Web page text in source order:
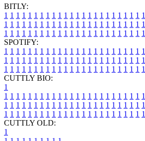
BITLY:
1 1 1 1 1 1 1 1 1 1 1 1 1 1 1 1 1 1 1 1 1 1 1 1
1 1 1 1 1 1 1 1 1 1 1 1 1 1 1 1 1 1 1 1 1 1 1 1
1 1 1 1 1 1 1 1 1 1 1 1 1 1 1 1 1 1 1 1 1 1 1 1
SPOTIFY:
1 1 1 1 1 1 1 1 1 1 1 1 1 1 1 1 1 1 1 1 1 1 1 1
1 1 1 1 1 1 1 1 1 1 1 1 1 1 1 1 1 1 1 1 1 1 1 1
1 1 1 1 1 1 1 1 1 1 1 1 1 1 1 1 1 1 1 1 1 1 1 1
CUTTLY BIO:
1
1 1 1 1 1 1 1 1 1 1 1 1 1 1 1 1 1 1 1 1 1 1 1 1
1 1 1 1 1 1 1 1 1 1 1 1 1 1 1 1 1 1 1 1 1 1 1 1
1 1 1 1 1 1 1 1 1 1 1 1 1 1 1 1 1 1 1 1 1 1 1 1
CUTTLY OLD:
1